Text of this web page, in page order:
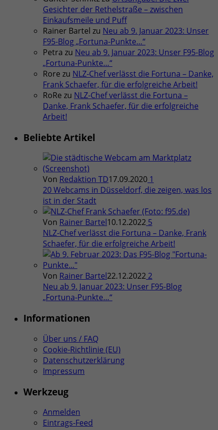
Gesichter der Rethelstraße – zwischen
Einkaufsmeile und Puff
Rainer Bartel zu Neu ab 9. Januar 2023: Unser
F95-Blog „Fortuna-Punkte…“
Petra zu Neu ab 9. Januar 2023: Unser F95-Blog
„Fortuna-Punkte…“
Rore zu NLZ-Chef verlässt die Fortuna – Danke,
Frank Schaefer, für die erfolgreiche Arbeit!
RoRe zu NLZ-Chef verlässt die Fortuna –
Danke, Frank Schaefer, für die erfolgreiche
Arbeit!
Beliebte Artikel
Von Redaktion TD17.09.2020 1
20 Webcams in Düsseldorf, die zeigen, was los
ist in der Stadt
Von Rainer Bartel10.12.2022 5
NLZ-Chef verlässt die Fortuna – Danke, Frank
Schaefer, für die erfolgreiche Arbeit!
Von Rainer Bartel22.12.2022 2
Neu ab 9. Januar 2023: Unser F95-Blog
„Fortuna-Punkte…“
Informationen
Über uns / FAQ
Cookie-Richtlinie (EU)
Datenschutzerklärung
Impressum
Werkzeug
Anmelden
Eintrags-Feed